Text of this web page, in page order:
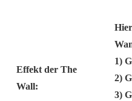
Effekt der The
Wall:
1)
2)
3)